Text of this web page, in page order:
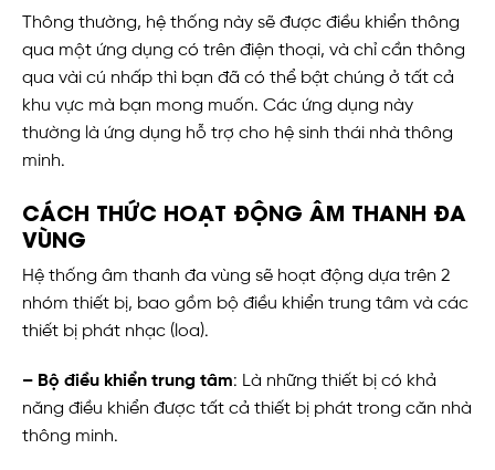
Thông thường, hệ thống này sẽ được điều khiển thông
qua một ứng dụng có trên điện thoại, và chỉ cần thông
qua vài cú nhấp thì bạn đã có thể bật chúng ở tất cả
khu vực mà bạn mong muốn. Các ứng dụng này
thường là ứng dụng hỗ trợ cho hệ sinh thái nhà thông
minh.
CÁCH THỨC HOẠT ĐỘNG ÂM THANH ĐA
VÙNG
Hệ thống âm thanh đa vùng sẽ hoạt động dựa trên 2
nhóm thiết bị, bao gồm bộ điều khiển trung tâm và các
thiết bị phát nhạc (loa).
– Bộ điều khiển trung tâm: Là những thiết bị có khả
năng điều khiển được tất cả thiết bị phát trong căn nhà
thông minh.